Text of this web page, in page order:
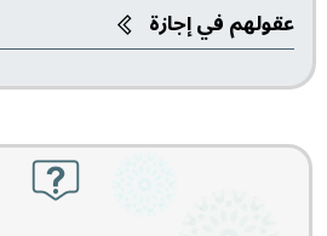
عقولهم في إجازة